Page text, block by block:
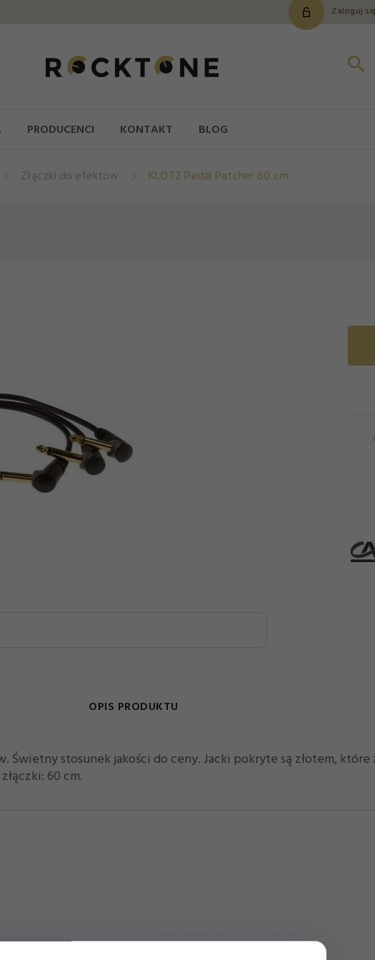
Zaloguj
PRODUCENCI KONTAKT BLOG
Złączki do efektów KLOTZ Pedal Patcher 60 cm
OPIS PRODUKTU
Świetny stosunek jakości do ceny. Jacki pokryte są złotem,
60 cm.